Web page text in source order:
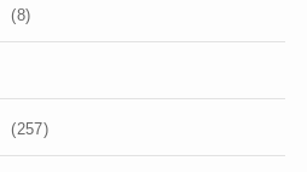
(8)
(257)